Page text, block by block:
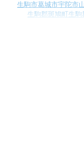
生駒市葛城市宇陀市
生駒郡斑鳩町生駒
吉